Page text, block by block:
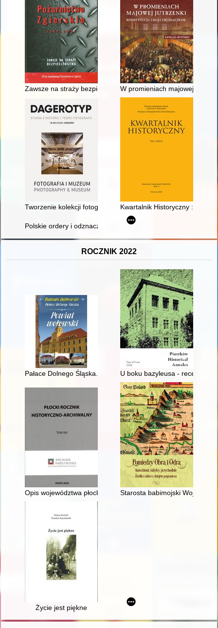
Zawsze na straży bezpieczeństwa : 70 lat zawodowego
W promieniach majowej
Tworzenie kolekcji fotografii współczesnej w Muzeum
Kwartalnik Historyczny :
Polskie ordery i odznaczenia = Polnische Orden und
ROCZNIK 2022
Pałace Dolnego Śląska. [2], U boku bazyleusa - recenzja]
Opis województwa płockiego" z lat 1820-1830 jako źródło
Starosta babimojski Wojciech
Życie jest piękne